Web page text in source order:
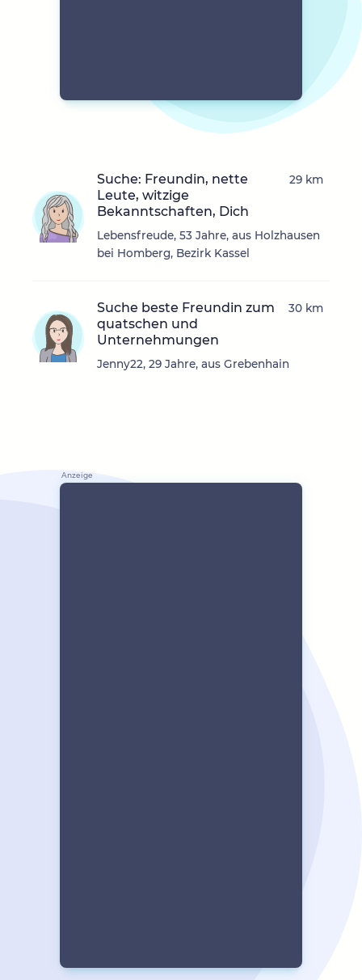
Suche: Freundin, nette
Leute, witzige
Bekanntschaften, Dich
Lebensfreude, 53 Jahre, aus Holzhausen
bei Homberg, Bezirk Kassel
29 km
Suche beste Freundin zum
quatschen und
Unternehmungen
Jenny22, 29 Jahre, aus Grebenhain
30 km